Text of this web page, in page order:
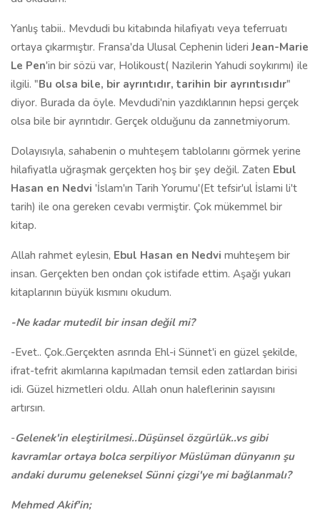
Yanlış tabii.. Mevdudi bu kitabında hilafiyatı veya teferruatı
ortaya çıkarmıştır. Fransa'da Ulusal Cephenin lideriJean-Marie
Le Pen'in bir sözü var, Holikoust( Nazilerin Yahudi soykırımı) ile
ilgili. "Bu olsa bile, bir ayrıntıdır, tarihin bir ayrıntısıdır"
diyor. Burada da öyle. Mevdudi'nin yazdıklarının hepsi gerçek
olsa bile bir ayrıntıdır. Gerçek olduğunu da zannetmiyorum.
Dolayısıyla, sahabenin o muhteşem tablolarını görmek yerine
hilafiyatla uğraşmak gerçekten hoş bir şey değil. Zaten Ebul
Hasan en Nedvi 'İslam'ın Tarih Yorumu'(Et tefsir'ul İslami li't
tarih) ile ona gereken cevabı vermiştir. Çok mükemmel bir
kitap.
Allah rahmet eylesin, Ebul Hasan en Nedvi muhteşem bir
insan. Gerçekten ben ondan çok istifade ettim. Aşağı yukarı
kitaplarının büyük kısmını okudum.
-Ne kadar mutedil bir insan değil mi?
-Evet.. Çok..Gerçekten asrında Ehl-i Sünnet'i en güzel şekilde,
ifrat-tefrit akımlarına kapılmadan temsil eden zatlardan birisi
idi. Güzel hizmetleri oldu. Allah onun haleflerinin sayısını
artırsın.
-Gelenek'in eleştirilmesi..Düşünsel özgürlük..vs gibi
kavramlar ortaya bolca serpiliyor Müslüman dünyanın şu
andaki durumu geleneksel Sünni çizgi'ye mi bağlanmalı?
Mehmed Akif'in;